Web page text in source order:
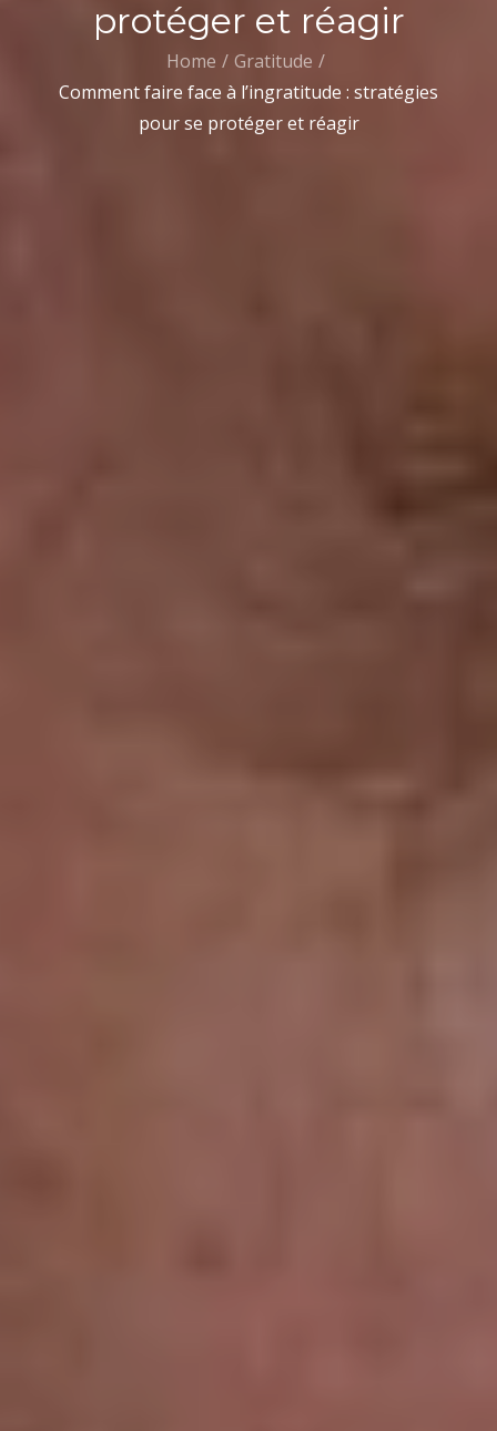
protéger et réagir
Home
Gratitude
Comment faire face à l’ingratitude : stratégies
pour se protéger et réagir